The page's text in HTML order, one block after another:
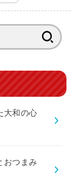
大和の心
おつまみ